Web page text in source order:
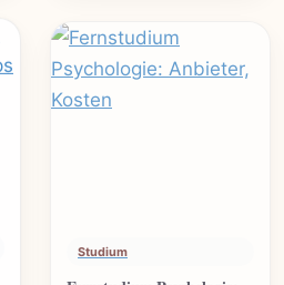
Studium
Fernstudium Psychologie: